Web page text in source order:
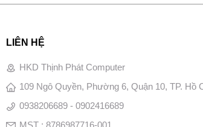
LIÊN HỆ
HKD Thịnh Phát Computer
109 Ngô Quyền, Phường 6, Quận 10, TP. Hồ
0938206689 - 0902416689